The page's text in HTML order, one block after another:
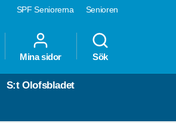
SPF Seniorerna Senioren
Mina sidor Sök
S:t Olofsbladet